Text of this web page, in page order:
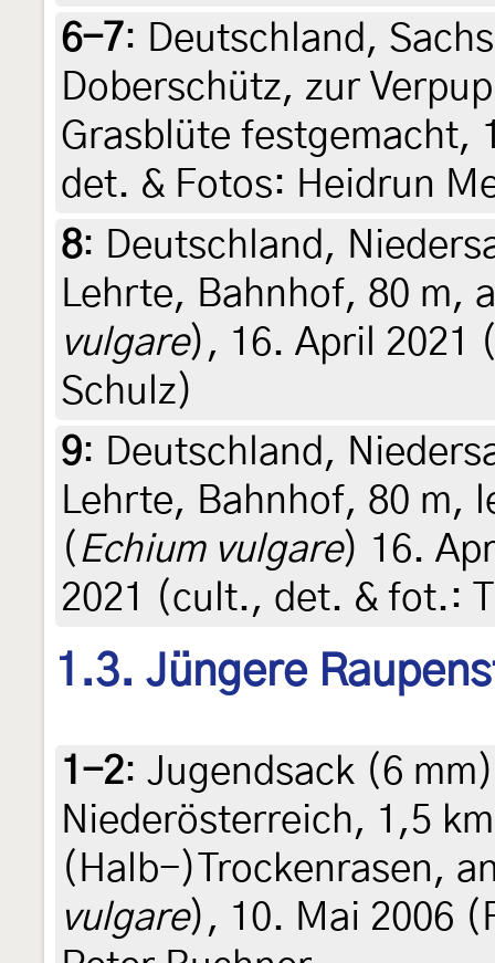
6-7: Deutschland,
Doberschütz, zur
Grasblüte festgemacht,
det. & Fotos: Heidrun
8: Deutschland,
Lehrte, Bahnhof, 80 m,
vulgare), 16. April 2021
Schulz)
9: Deutschland,
Lehrte, Bahnhof, 80 m,
( Echium vulgare) 16.
2021 (cult., det. & fot.:
1.3. Jüngere
1-2: Jugendsack (6
Niederösterreich, 1,5
(Halb-)Trockenrasen,
vulgare), 10. Mai 2006